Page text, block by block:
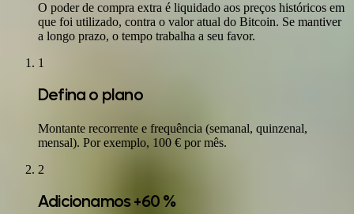
O poder de compra extra é liquidado aos preços históricos em
que foi utilizado, contra o valor atual do Bitcoin. Se mantiver
a longo prazo, o tempo trabalha a seu favor.
1
Defina o plano
Montante recorrente e frequência (semanal, quinzenal,
mensal). Por exemplo, 100 € por mês.
2
Adicionamos +60 %